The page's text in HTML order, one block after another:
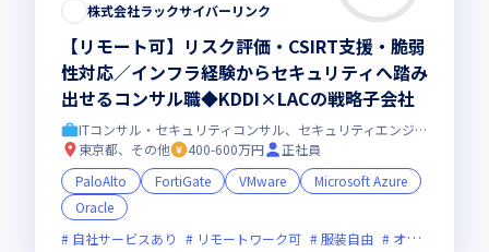
株式会社ラックサイバーリンク
【リモート可】リスク評価・CSIRT支援・脆弱
性対応／インフラ経験からセキュリティへ踏み
出せるコンサル職◆KDDI×LACの戦略子会社
ITコンサル・セキュリティコンサル、セキュリティエンジニア
東京都、その他
400-600万円
正社員
PaloAlto
FortiGate VMware
Microsoft Azure
Oracle
自社サービスあり
リモートワーク可 服装自由 オンライン選考可